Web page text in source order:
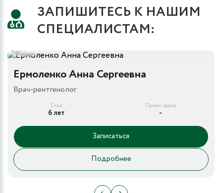
ЗАПИШИТЕСЬ К НАШИМ
СПЕЦИАЛИСТАМ:
5
Ермоленко Анна Сергеевна
Врач-рентгенолог
Стаж
6 лет
Прием врача
-
Записаться
Подробнее